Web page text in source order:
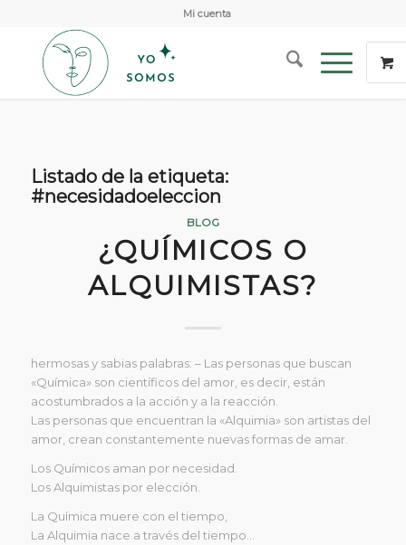
Mi cuenta
Listado de la etiqueta:
#necesidadoeleccion
BLOG
¿QUÍMICOS O
ALQUIMISTAS?
hermosas y sabias palabras: – Las personas que buscan
«Química» son científicos del amor, es decir, están
acostumbrados a la acción y a la reacción.
Las personas que encuentran la «Alquimia» son artistas del
amor, crean constantemente nuevas formas de amar.
Los Químicos aman por necesidad.
Los Alquimistas por elección.
La Química muere con el tiempo,
La Alquimia nace a través del tiempo…